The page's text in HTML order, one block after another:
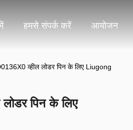
हमसे संपर्क करें आयोजन
व्हील लोडर पिन के लिए Liugong
लोडर पिन के लिए